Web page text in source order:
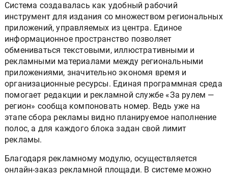
Система создавалась как удобный рабочий
инструмент для издания со множеством региональных
приложений, управляемых из центра. Единое
информационное пространство позволяет
обмениваться текстовыми, иллюстративными и
рекламными материалами между региональными
приложениями, значительно экономя время и
организационные ресурсы. Единая программная среда
помогает редакции и рекламной службе «За рулем —
регион» сообща компоновать номер. Ведь уже на
этапе сбора рекламы видно планируемое наполнение
полос, а для каждого блока задан свой лимит
рекламы.
Благодаря рекламному модулю, осуществляется
онлайн-заказ рекламной площади. В системе можно